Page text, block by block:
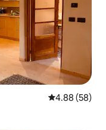
Calificación
4.88 (58)